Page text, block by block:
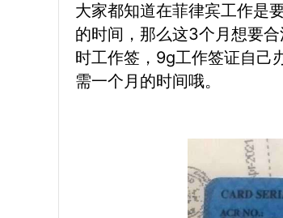
大家都知道在菲律宾工作是
的时间，那么这3个月想要
时工作签，9g工作签证自己
需一个月的时间哦。